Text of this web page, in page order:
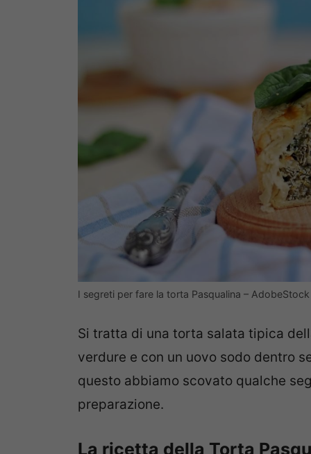
I segreti per fare la torta Pasqualina – AdobeStock
Si tratta di una torta salata tipica
verdure e con un uovo sodo dentro
questo abbiamo scovato qualche
preparazione.
La ricetta della Torta